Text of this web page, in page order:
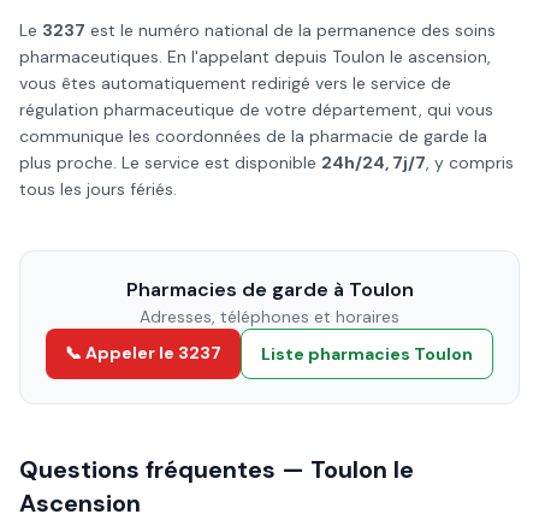
Le 3237 est le numéro national de la permanence des soins
pharmaceutiques. En l'appelant depuis Toulon le ascension,
vous êtes automatiquement redirigé vers le service de
régulation pharmaceutique de votre département, qui vous
communique les coordonnées de la pharmacie de garde la
plus proche. Le service est disponible 24h/24, 7j/7, y compris
tous les jours fériés.
Pharmacies de garde à Toulon
Adresses, téléphones et horaires
📞 Appeler le 3237
Liste pharmacies Toulon
Questions fréquentes — Toulon le
Ascension